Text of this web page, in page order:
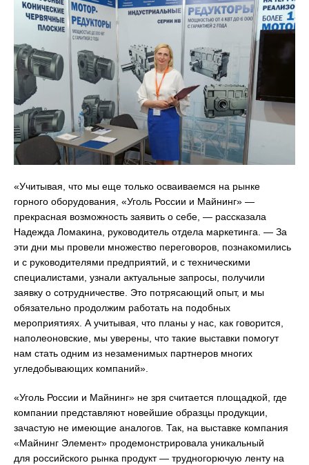
«Учитывая, что мы еще только осваиваемся на рынке
горного оборудования, «Уголь России и Майнинг» —
прекрасная возможность заявить о себе, — рассказала
Надежда Ломакина, руководитель отдела маркетинга. — За
эти дни мы провели множество переговоров, познакомились
и с руководителями предприятий, и с техническими
специалистами, узнали актуальные запросы, получили
заявку о сотрудничестве. Это потрясающий опыт, и мы
обязательно продолжим работать на подобных
мероприятиях. А учитывая, что планы у нас, как говорится,
наполеоновские, мы уверены, что такие выставки помогут
нам стать одним из незаменимых партнеров многих
угледобывающих компаний».
«Уголь России и Майнинг» не зря считается площадкой, где
компании представляют новейшие образцы продукции,
зачастую не имеющие аналогов. Так, на выставке компания
«Майнинг Элемент» продемонстрировала уникальный
для российского рынка продукт — трудногорючую ленту на